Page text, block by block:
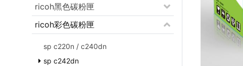
ricoh黑色碳粉匣
ricoh彩色碳粉匣
sp c220n / c240dn
sp c242dn